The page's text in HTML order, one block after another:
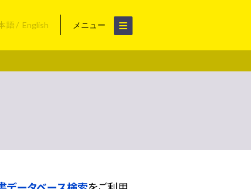
語 English メニュー